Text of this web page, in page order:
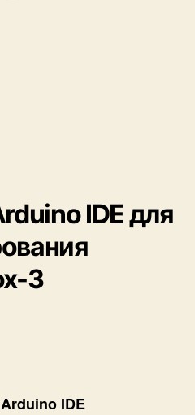
IDE для
3
IDE